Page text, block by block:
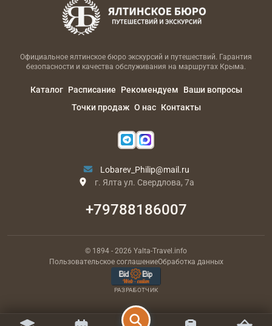
Официальное ялтинское бюро экскурсий и путешествий. Гарантия
безопасности и качества обслуживания на маршрутах Крыма.
Каталог Расписание Рекомендуем
Ваши вопросы
Точки продаж О нас Контакты
Lobarev_Philip@mail.ru
г. Ялта ул. Свердлова, 7а
+79788186007
© 1894 - 2026 Yalta-Travel.info
Пользовательское соглашениеОбработка данных
РАЗРАБОТЧИК